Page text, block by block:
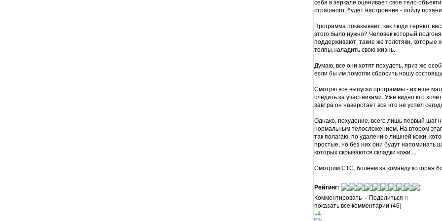
страшного, будет настроение - пойду
Программа показывает, как люди теряют
этого было нужно? Человек который
поддерживают, такие же толстяки, которые
толпы,наладить свою жизнь.
Думаю, все они хотят похудеть, приз же
если бы им помогли сбросить ношу
Смотрю все выпуски программы - их еще
следить за участниками. Уже видно кто
завтра он наверстает все что не успел
Однако, похудение, всего лишь первый шаг
нормальным телосложением. На втором
так полагаю, по удалению лишней кожи,
простые, но без них они будут напоминать
которых скрываются складки кожи....
Смотрим СТС, болеем за команду которая
Рейтинг:
Комментировать · Поделиться
показать все комментарии (46)
+4